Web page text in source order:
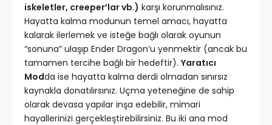
iskeletler, creeper’lar vb.) karşı korunmalısınız.
Hayatta kalma modunun temel amacı, hayatta
kalarak ilerlemek ve isteğe bağlı olarak oyunun
“sonuna” ulaşıp Ender Dragon’u yenmektir (ancak bu
tamamen tercihe bağlı bir hedeftir). Yaratıcı
Modda ise hayatta kalma derdi olmadan sınırsız
kaynakla donatılırsınız. Uçma yeteneğine de sahip
olarak devasa yapılar inşa edebilir, mimari
hayallerinizi gerçekleştirebilirsiniz. Bu iki ana mod